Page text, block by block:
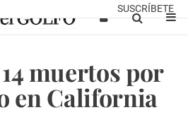
SUSCRÍBETE
muertos por
en California